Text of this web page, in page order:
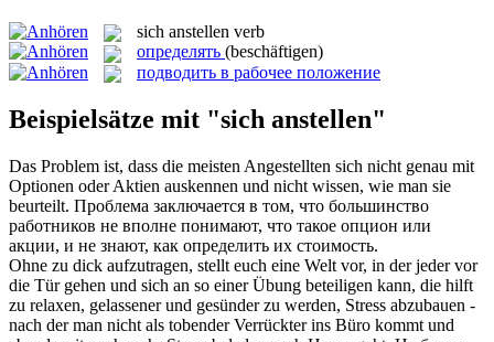
sich anstellen verb
определять (beschäftigen)
подводить в рабочее положение
Beispielsätze mit "sich anstellen"
Das Problem ist, dass die meisten Angestellten sich nicht genau mit
Optionen oder Aktien auskennen und nicht wissen, wie man sie
beurteilt. Проблема заключается в том, что большинство
работников не вполне понимают, что такое опцион или
акции, и не знают, как определить их стоимость.
Ohne zu dick aufzutragen, stellt euch eine Welt vor, in der jeder vor
die Tür gehen und sich an so einer Übung beteiligen kann, die hilft
zu relaxen, gelassener und gesünder zu werden, Stress abzubauen -
nach der man nicht als tobender Verrückter ins Büro kommt und